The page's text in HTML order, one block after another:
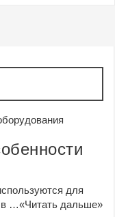
для
в …«Читать дальше»